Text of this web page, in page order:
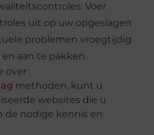
Voer
uit op uw opgeslagen
problemen vroegtijdig
aan te pakken.
over
methoden, kunt u
websites die u
de nodige kennis en